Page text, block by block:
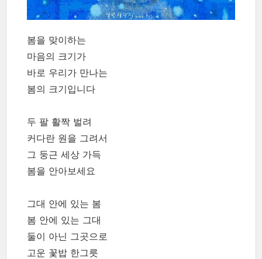
봄을 맞이하는
마음의 크기가
바로 우리가 만나는
봄의 크기입니다
두 팔 활짝 벌려
커다란 원을 그려서
그 둥근 세상 가득
봄을 안아보세요
그대 안에 있는 봄
봄 안에 있는 그대
둘이 아닌 그곳으로
고운 꽃밥 한그릇